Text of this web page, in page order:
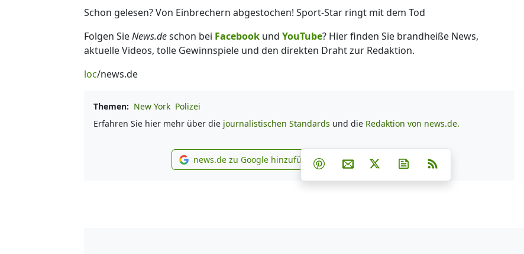
Schon gelesen? Von Einbrechern abgestochen! Sport-Star ringt mit dem Tod
Folgen SieNews.deschon bei Facebook und YouTube? Hier finden Sie brandheiße News,
aktuelle Videos, tolle Gewinnspiele und den direkten Draht zur Redaktion.
loc/news.de
Themen: New York Polizei
Erfahren Sie hier mehr über die journalistischen Standards und die Redaktion von news.de.
news.de zu Google hinzufügen
news.de zu Google hinzufügen Teilen auf Facebook
Teilen auf Whatsapp
Teilen auf Telegram
Teilen auf Pinterest
Per E-Mail teilen
Post auf XNewsletter abonnieren